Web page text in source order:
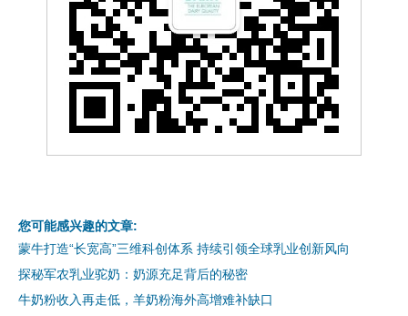
您可能感兴趣的文章:
蒙牛打造“长宽高”三维科创体系 持续引领全球乳业创新风向
探秘军农乳业驼奶：奶源充足背后的秘密
牛奶粉收入再走低，羊奶粉海外高增难补缺口